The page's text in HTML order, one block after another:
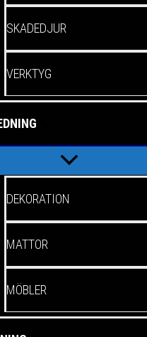
SKADEDJUR
VERKTYG
DEKORATION
MATTOR
MÖBLER